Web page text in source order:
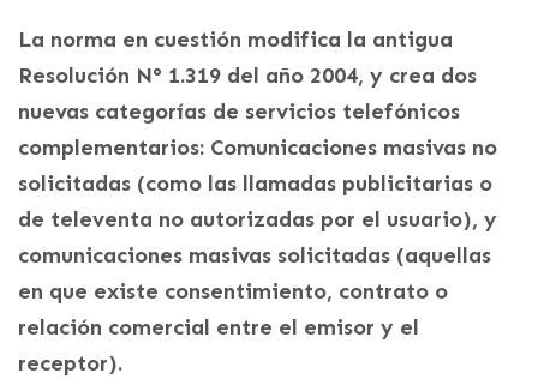
La norma en cuestión modifica la antigua
Resolución N° 1.319 del año 2004, y crea dos
nuevas categorías de servicios telefónicos
complementarios: Comunicaciones masivas no
solicitadas (como las llamadas publicitarias o
de televenta no autorizadas por el usuario), y
comunicaciones masivas solicitadas (aquellas
en que existe consentimiento, contrato o
relación comercial entre el emisor y el
receptor).